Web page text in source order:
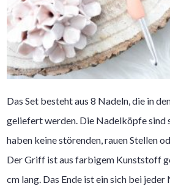
Das Set besteht aus 8 Nadeln, die in
geliefert werden. Die Nadelköpfe sind
haben keine störenden, rauen Stellen
Der Griff ist aus farbigem Kunststoff
cm lang. Das Ende ist ein sich bei jeder